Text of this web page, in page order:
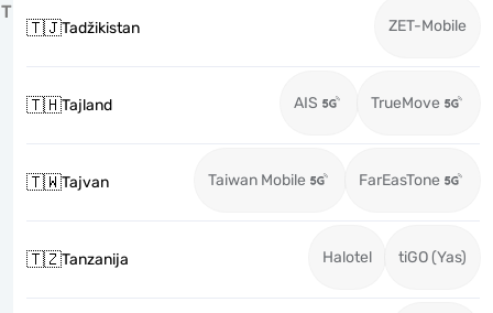
T
🇹🇯Tadžikistan ZET-Mobile
🇹🇭Tajland AIS TrueMove
🇹🇼Tajvan Taiwan Mobile FarEasTone
🇹🇿Tanzanija Halotel tiGO (Yas)